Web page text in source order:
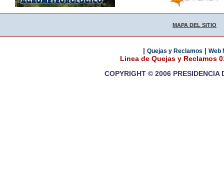
MAPA DEL SITIO
| Quejas y Reclamos | Web
Linea de Quejas y Reclamos
COPYRIGHT © 2006 PRESIDENCIA